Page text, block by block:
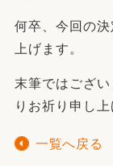
何卒、今回の
上げます。
末筆ではござ
りお祈り申し上
一覧へ戻る